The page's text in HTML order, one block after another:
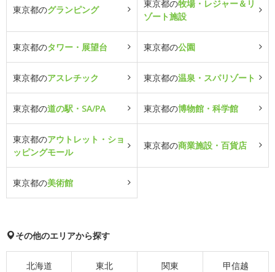
東京都のグランピング
東京都の牧場・レジャー＆リ
ゾート施設
東京都のタワー・展望台 東京都の公園
東京都のアスレチック 東京都の温泉・スパリゾート
東京都の道の駅・SA/PA 東京都の博物館・科学館
東京都のアウトレット・ショ
ッピングモール
東京都の商業施設・百貨店
東京都の美術館
その他のエリアから探す
北海道 東北 関東 甲信越